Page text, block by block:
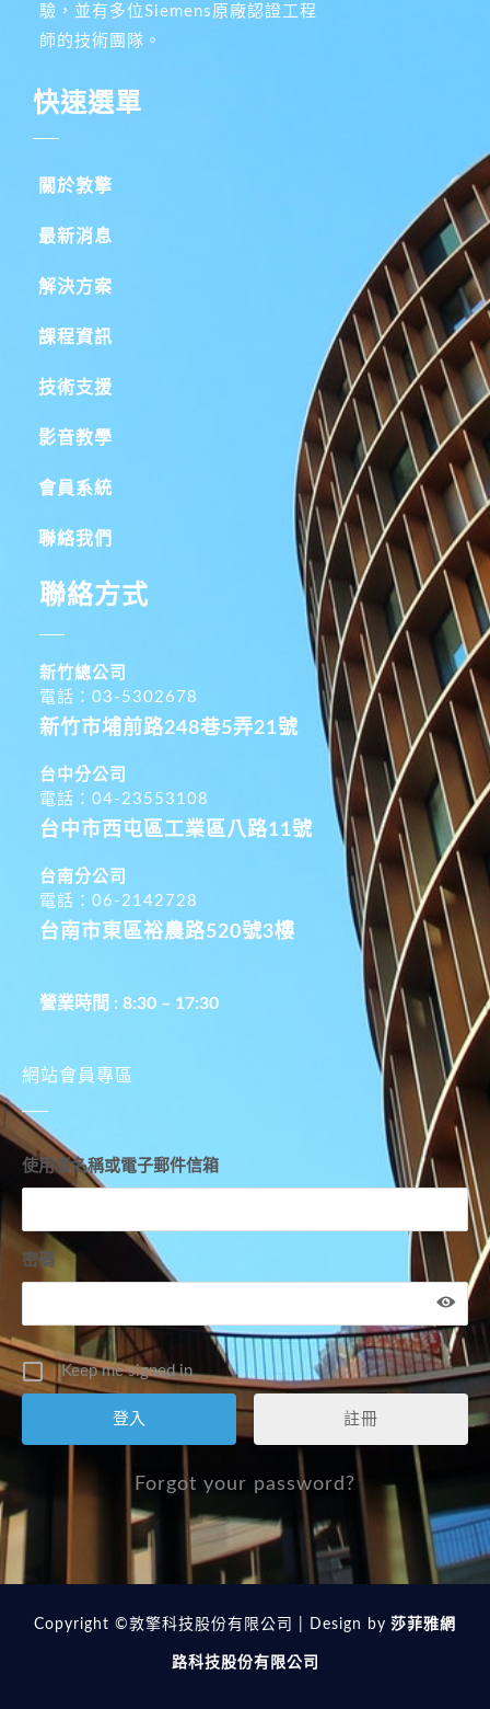
驗，並有多位Siemens原廠認證工程
師的技術團隊。
快速選單
關於敦擎
最新消息
解決方案
課程資訊
技術支援
影音教學
會員系統
聯絡我們
聯絡方式
新竹總公司
電話：03-5302678
新竹市埔前路248巷5弄21號
台中分公司
電話：04-23553108
台中市西屯區工業區八路11號
台南分公司
電話：06-2142728
台南市東區裕農路520號3樓
營業時間 : 8:30 – 17:30
網站會員專區
使用者名稱或電子郵件信箱
密碼
Keep me signed in
註冊
Forgot your password?
Copyright ©敦擎科技股份有限公司 | Design by 莎菲雅網
路科技股份有限公司